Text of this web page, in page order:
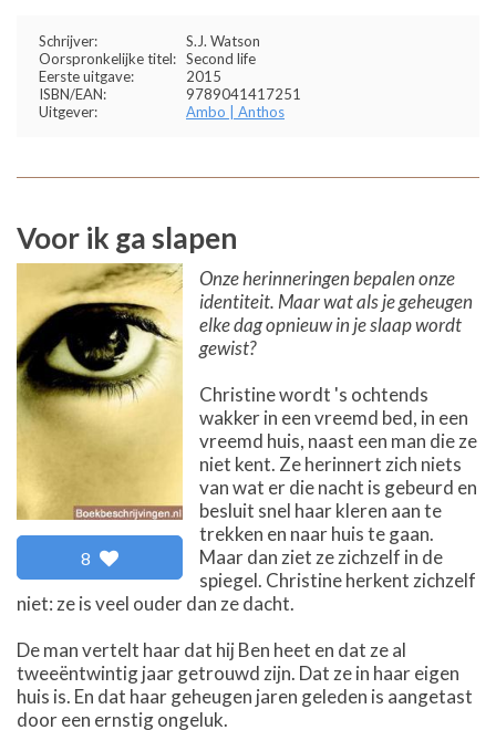
Schrijver:
S.J. Watson
Oorspronkelijke titel: Second life
Eerste uitgave:
2015
ISBN/EAN:
9789041417251
Uitgever:
Ambo | Anthos
Voor ik ga slapen
8
Onze herinneringen bepalen onze
identiteit. Maar wat als je geheugen
elke dag opnieuw in je slaap wordt
gewist?
Christine wordt 's ochtends
wakker in een vreemd bed, in een
vreemd huis, naast een man die ze
niet kent. Ze herinnert zich niets
van wat er die nacht is gebeurd en
besluit snel haar kleren aan te
trekken en naar huis te gaan.
Maar dan ziet ze zichzelf in de
spiegel. Christine herkent zichzelf
niet: ze is veel ouder dan ze dacht.
De man vertelt haar dat hij Ben heet en dat ze al
tweeëntwintig jaar getrouwd zijn. Dat ze in haar eigen
huis is. En dat haar geheugen jaren geleden is aangetast
door een ernstig ongeluk.